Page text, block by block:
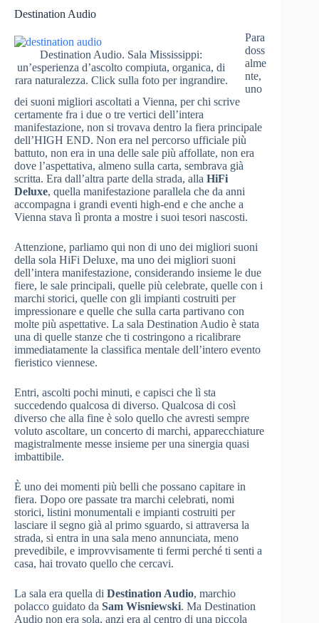
Destination Audio
Destination Audio. Sala Mississippi:
un’esperienza d’ascolto compiuta, organica, di
rara naturalezza. Click sulla foto per ingrandire.
Para
doss
alme
nte,
uno
dei suoni migliori ascoltati a Vienna, per chi scrive
certamente fra i due o tre vertici dell’intera
manifestazione, non si trovava dentro la fiera principale
dell’HIGH END. Non era nel percorso ufficiale più
battuto, non era in una delle sale più affollate, non era
dove l’aspettativa, almeno sulla carta, sembrava già
scritta. Era dall’altra parte della strada, alla HiFi
Deluxe, quella manifestazione parallela che da anni
accompagna i grandi eventi high-end e che anche a
Vienna stava lì pronta a mostre i suoi tesori nascosti.
Attenzione, parliamo qui non di uno dei migliori suoni
della sola HiFi Deluxe, ma uno dei migliori suoni
dell’intera manifestazione, considerando insieme le due
fiere, le sale principali, quelle più celebrate, quelle con i
marchi storici, quelle con gli impianti costruiti per
impressionare e quelle che sulla carta partivano con
molte più aspettative. La sala Destination Audio è stata
una di quelle stanze che ti costringono a ricalibrare
immediatamente la classifica mentale dell’intero evento
fieristico viennese.
Entri, ascolti pochi minuti, e capisci che lì sta
succedendo qualcosa di diverso. Qualcosa di così
diverso che alla fine è solo quello che avresti sempre
voluto ascoltare, un concerto di marchi, apparecchiature
magistralmente messe insieme per una sinergia quasi
imbattibile.
È uno dei momenti più belli che possano capitare in
fiera. Dopo ore passate tra marchi celebrati, nomi
storici, listini monumentali e impianti costruiti per
lasciare il segno già al primo sguardo, si attraversa la
strada, si entra in una sala meno annunciata, meno
prevedibile, e improvvisamente ti fermi perché ti senti a
casa, hai trovato quello che cercavi.
La sala era quella di Destination Audio, marchio
polacco guidato da Sam Wisniewski. Ma Destination
Audio non era sola, anzi era al centro di una piccola